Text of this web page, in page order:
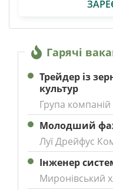
Гарячі
Трейдер із
культур
Група
Молодший
Луї Дрейфус
Інженер
Миронівський